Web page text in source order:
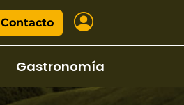
Contacto
Gastronomía